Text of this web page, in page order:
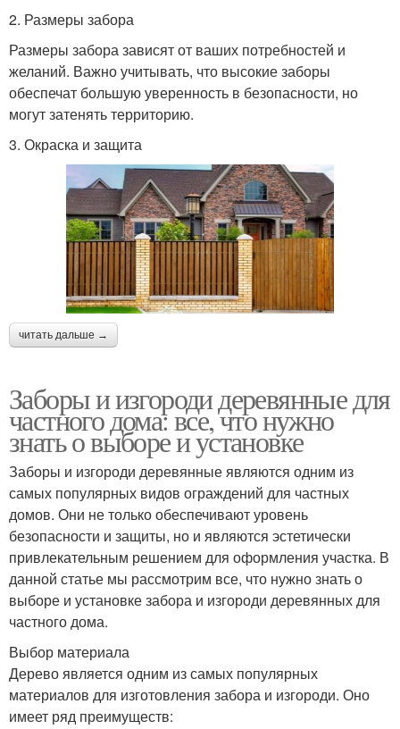
2. Размеры забора
Размеры забора зависят от ваших потребностей и
желаний. Важно учитывать, что высокие заборы
обеспечат большую уверенность в безопасности, но
могут затенять территорию.
3. Окраска и защита
читать дальше →
Заборы и изгороди деревянные для
частного дома: все, что нужно
знать о выборе и установке
Заборы и изгороди деревянные являются одним из
самых популярных видов ограждений для частных
домов. Они не только обеспечивают уровень
безопасности и защиты, но и являются эстетически
привлекательным решением для оформления участка. В
данной статье мы рассмотрим все, что нужно знать о
выборе и установке забора и изгороди деревянных для
частного дома.
Выбор материала
Дерево является одним из самых популярных
материалов для изготовления забора и изгороди. Оно
имеет ряд преимуществ: